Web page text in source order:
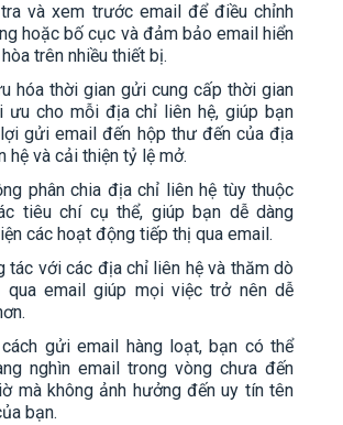
tra và xem trước email để điều chỉnh
hoặc bố cục và đảm bảo email hiển
trên nhiều thiết bị.
hóa thời gian gửi cung cấp thời gian
ưu cho mỗi địa chỉ liên hệ, giúp bạn
gửi email đến hộp thư đến của địa
hệ và cải thiện tỷ lệ mở.
phân chia địa chỉ liên hệ tùy thuộc
tiêu chí cụ thể, giúp bạn dễ dàng
các hoạt động tiếp thị qua email.
tác với các địa chỉ liên hệ và thăm dò
qua email giúp mọi việc trở nên dễ
cách gửi email hàng loạt, bạn có thể
nghìn email trong vòng chưa đến
mà không ảnh hưởng đến uy tín tên
bạn.